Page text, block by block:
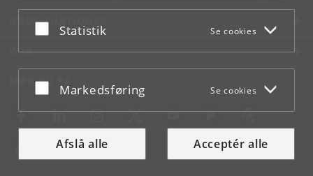
underCookie- og privatlivspolitiksom du finder i
bunden af hver side.
Acceptér eller afslå
Statistik Se cookies
Acceptér eller afslå
Markedsføring Se cookies
Afslå alle Acceptér alle
NØDSITUATIONER
WEB
MØD KU PÅ